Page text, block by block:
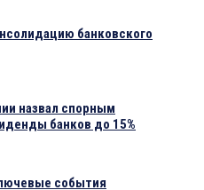
банковского
назвал спорным
банков до 15%
события